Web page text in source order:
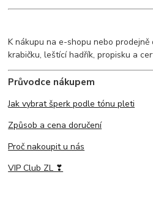
K nákupu na e-shopu nebo
krabičku, leštící hadřík, propisku a
Průvodce nákupem
Jak vybrat šperk podle tónu pleti
Způsob a cena doručení
Proč nakoupit u nás
VIP Club ZL ❣